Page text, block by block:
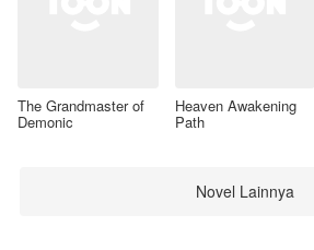
The Grandmaster of
Demonic
Heaven Awakening
Path
Novel Lainnya